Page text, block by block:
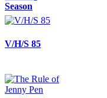
Season
V/H/S 85